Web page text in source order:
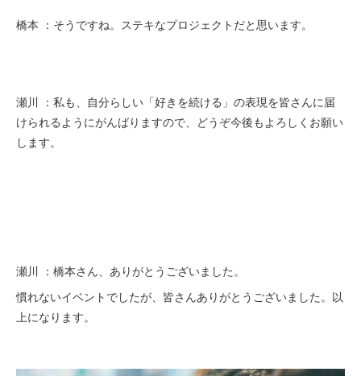
橋本 ：そうですね。ステキなプロジェクトだと思います。
瀬川 ：私も、自分らしい「好きを続ける」の表現を皆さんに届
けられるようにがんばりますので、どうぞ今後もよろしくお願い
します。
瀬川 ：橋本さん、ありがとうございました。
慣れないイベントでしたが、皆さんありがとうございました。以
上になります。